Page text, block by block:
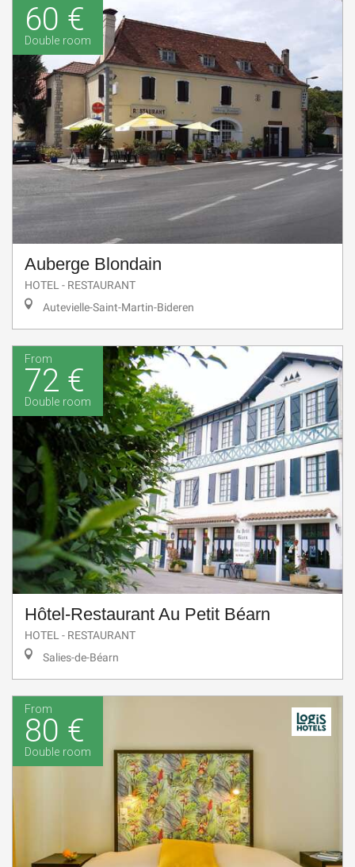
60 €
Double room
Auberge Blondain
HOTEL - RESTAURANT
Autevielle-Saint-Martin-Bideren
From
72 €
Double room
Hôtel-Restaurant Au Petit Béarn
HOTEL - RESTAURANT
Salies-de-Béarn
From
80 €
Double room